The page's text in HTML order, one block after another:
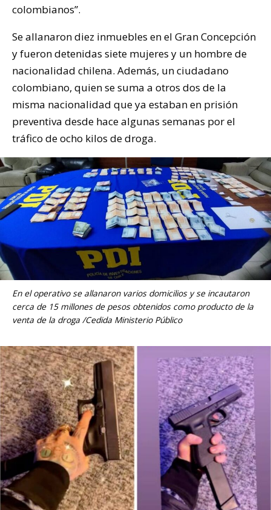
colombianos”.
Se allanaron diez inmuebles en el Gran Concepción
y fueron detenidas siete mujeres y un hombre de
nacionalidad chilena. Además, un ciudadano
colombiano, quien se suma a otros dos de la
misma nacionalidad que ya estaban en prisión
preventiva desde hace algunas semanas por el
tráfico de ocho kilos de droga.
En el operativo se allanaron varios domicilios y se incautaron
cerca de 15 millones de pesos obtenidos como producto de la
venta de la droga /Cedida Ministerio Público